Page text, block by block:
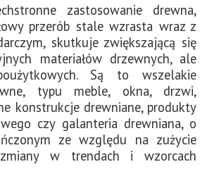
zastosowanie drewna,
przerób stale wzrasta wraz z
skutkuje zwiększającą się
materiałów drzewnych, ale
Są to wszelakie
typu meble, okna, drzwi,
konstrukcje drewniane, produkty
czy galanteria drewniana, o
ze względu na zużycie
w trendach i wzorcach